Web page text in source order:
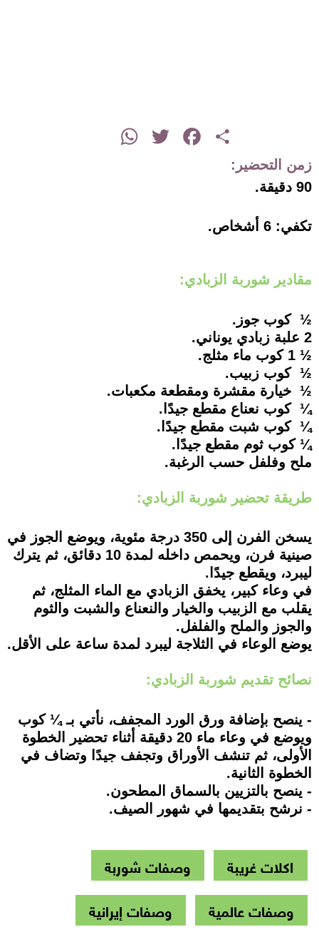
Share
Facebook
Twitter
WhatsApp
زمن التحضير:
90 دقيقة.
تكفي: 6 أشخاص.
مقادير شوربة الزبادي:
½ كوب جوز.
2 علبة زبادي يوناني.
½ 1 كوب ماء مثلج.
½ كوب زبيب.
½ خيارة مقشرة ومقطعة مكعبات.
¼ كوب نعناع مقطع جيدًا.
¼ كوب شبت مقطع جيدًا.
¼ كوب ثوم مقطع جيدًا.
ملح وفلفل حسب الرغبة.
طريقة تحضير شوربة الزبادي:
يسخن الفرن إلى 350 درجة مئوية، ويوضع الجوز في
صينية فرن، ويحمص داخله لمدة 10 دقائق، ثم يترك
ليبرد، ويقطع جيدًا.
في وعاء كبير، يخفق الزبادي مع الماء المثلج، ثم
يقلب مع الزبيب والخيار والنعناع والشبت والثوم
والجوز والملح والفلفل.
يوضع الوعاء في الثلاجة ليبرد لمدة ساعة على الأقل.
نصائح تقديم شوربة الزبادي:
- ينصح بإضافة ورق الورد المجفف، نأتي بـ ¼ كوب
ويوضع في وعاء ماء 20 دقيقة أثناء تحضير الخطوة
الأولى، ثم تنشف الأوراق وتجفف جيدًا وتضاف في
الخطوة الثانية.
- ينصح بالتزيين بالسماق المطحون.
- نرشح بتقديمها في شهور الصيف.
اكلات غريبة
وصفات شوربة
وصفات عالمية
وصفات إيرانية